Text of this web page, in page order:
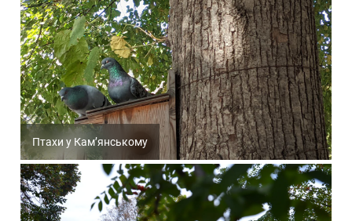
Птахи у Кам’янському